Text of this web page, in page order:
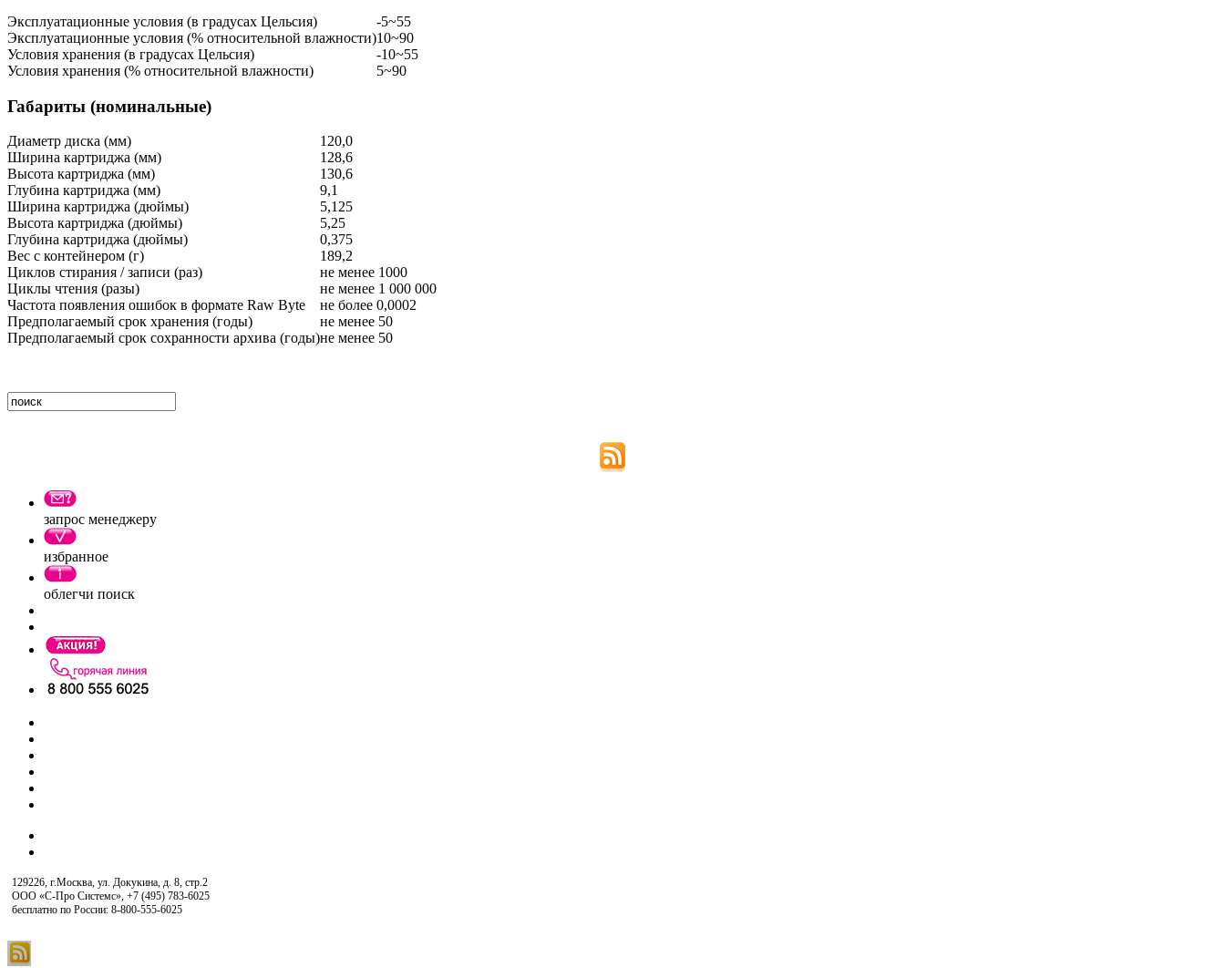
Эксплуатационные условия (в градусах Цельсия)
-5~55
Эксплуатационные условия (% относительной влажности)10~90
Условия хранения (в градусах Цельсия)
-10~55
Условия хранения (% относительной влажности)
5~90
Габариты (номинальные)
Диаметр диска (мм)
120,0
Ширина картриджа (мм)
128,6
Высота картриджа (мм)
130,6
Глубина картриджа (мм)
9,1
Ширина картриджа (дюймы)
5,125
Высота картриджа (дюймы)
5,25
Глубина картриджа (дюймы)
0,375
Вес с контейнером (г)
189,2
Циклов стирания / записи (раз)
не менее 1000
Циклы чтения (разы)
не менее 1 000 000
Частота появления ошибок в формате Raw Byte
не более 0,0002
Предполагаемый срок хранения (годы)
не менее 50
Предполагаемый срок сохранности архива (годы)не менее 50
запрос менеджеру
избранное
облегчи поиск
129226, г.Москва, ул. Докукина, д. 8, стр.2
ООО «С-Про Системс», +7 (495) 783-6025
бесплатно по России: 8-800-555-6025